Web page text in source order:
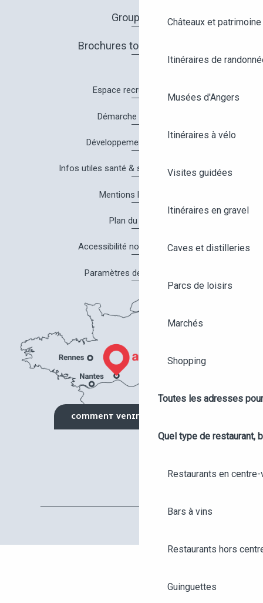
ANGERS CITY PASS
Châteaux et patrimoine
Itinéraires de
Musées d'Angers
Itinéraires à vélo
Visites guidées
Itinéraires en gravel
Caves et distilleries
Parcs de loisirs
Marchés
Shopping
Toutes les adresses
Quel type de restaurant,
Restaurants en
Bars à vins
Restaurants hors
Guinguettes
Groupes
Brochures touristiques
Espace recrutement
Démarche Qualité
Développement durable
Infos utiles santé & sécurité à Angers
Mentions légales
Plan du site
Accessibilité non conforme
Paramètres des cookies
COMMENT VENIR ?